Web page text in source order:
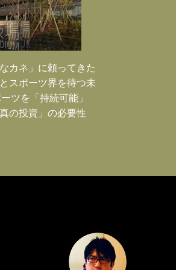
なカネ」に頼ってきた
スポーツ界を待つ未
ツを「持続可能」
の投資」の必要性